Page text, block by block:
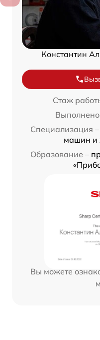
Константин
Стаж
Специализация –
машин и
Образование –
Вы можете